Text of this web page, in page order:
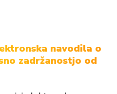
navodila o
zadržanostjo od